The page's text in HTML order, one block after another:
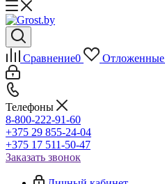
Сравнение0 Отложенные
Телефоны
8-800-222-91-60
+375 29 855-24-04
+375 17 511-50-47
Заказать звонок